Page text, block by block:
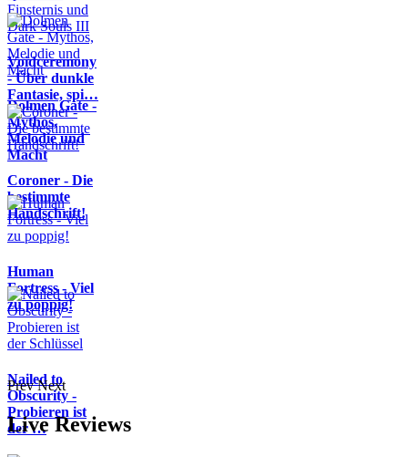
Voidceremony
- Über dunkle
Fantasie, spi…
Dolmen Gate -
Mythos,
Melodie und
Macht
Coroner - Die
bestimmte
Handschrift!
Human
Fortress - Viel
zu poppig!
Nailed to
Obscurity -
Probieren ist
der …
Prev Next
Live Reviews